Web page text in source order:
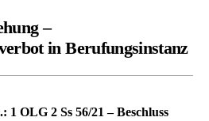
–
in Berufungsinstanz
OLG 2 Ss 56/21 – Beschluss